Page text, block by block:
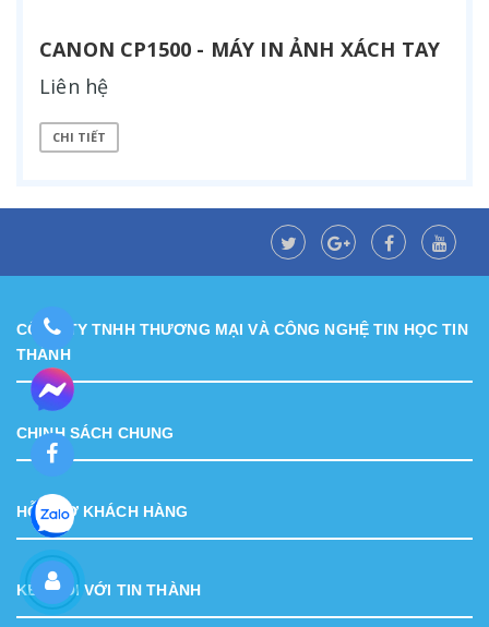
CANON CP1500 - MÁY IN ẢNH XÁCH TAY
Liên hệ
CHI TIẾT
CÔNG TY TNHH THƯƠNG MẠI VÀ CÔNG NGHỆ TIN HỌC TIN
THÀNH
CHINH SÁCH CHUNG
HỖ TRỢ KHÁCH HÀNG
KẾT NỐI VỚI TIN THÀNH